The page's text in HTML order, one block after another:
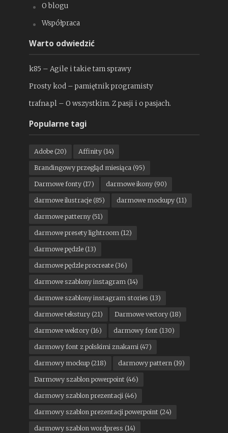
O blogu
Współpraca
Warto odwiedzić
k85 – Agile i takie tam sprawy
Prosty kod – pamiętnik programisty
trafna.pl – O wszystkim. Z pasji i o pasjach.
Popularne tagi
Adobe(20) Affinity(14)
Brandingowy przegląd miesiąca(95)
Darmowe fonty(17) darmowe ikony(90)
darmowe ilustracje(85) darmowe mockupy(11)
darmowe patterny(51)
darmowe presety lightroom(12)
darmowe pędzle(13)
darmowe pędzle procreate(36)
darmowe szablony instagram(14)
darmowe szablony instagram stories (13)
darmowe tekstury(21) Darmowe vectory(18)
darmowe wektory(16) darmowy font(130)
darmowy font z polskimi znakami(47)
darmowy mockup(218) darmowy pattern(19)
Darmowy szablon powerpoint(46)
darmowy szablon prezentacji(46)
darmowy szablon prezentacji powerpoint(24)
darmowy szablon wordpress (14)